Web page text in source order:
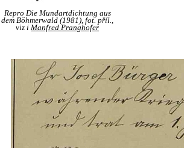
Repro Die Mundartdichtung aus
dem Böhmerwald (1981), fot. příl.,
viz i Manfred Pranghofer